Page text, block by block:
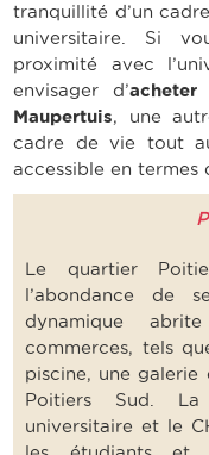
tranquillité d’un
universitaire. Si
proximité avec
envisager d’
Maupertuis, une
cadre de vie tout
accessible en termes
Le quartier
l’abondance de
dynamique
commerces, tels
piscine, une
Poitiers Sud.
universitaire et le